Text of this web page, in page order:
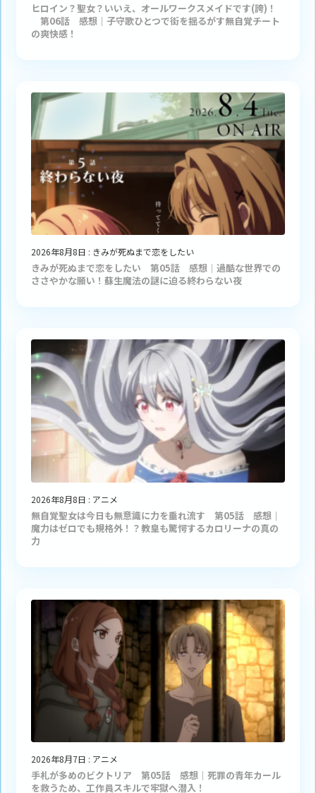
ヒロイン？聖女？いいえ、オールワークスメイドです(誇)！
第06話 感想｜子守歌ひとつで街を揺るがす無自覚チート
の爽快感！
2026年8月8日 : きみが死ぬまで恋をしたい
きみが死ぬまで恋をしたい 第05話 感想｜過酷な世界での
ささやかな願い！蘇生魔法の謎に迫る終わらない夜
2026年8月8日 : アニメ
無自覚聖女は今日も無意識に力を垂れ流す 第05話 感想｜
魔力はゼロでも規格外！？教皇も驚愕するカロリーナの真の
力
2026年8月7日 : アニメ
手札が多めのビクトリア 第05話 感想｜死罪の青年カール
を救うため、工作員スキルで牢獄へ潜入！